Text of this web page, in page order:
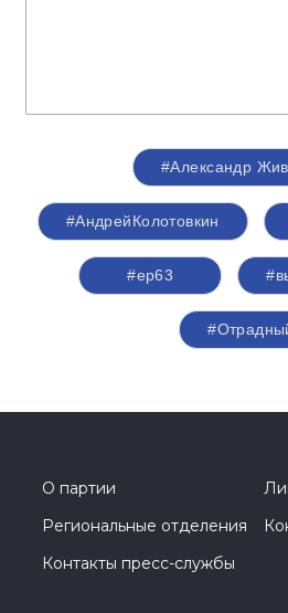
#Александр
#АндрейКолотовкин
#ер63
О партии
Региональные отделения
Контакты пресс-службы